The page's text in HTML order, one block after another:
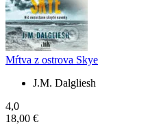
Mŕtva z ostrova Skye
J.M. Dalgliesh
4,0
18,00 €